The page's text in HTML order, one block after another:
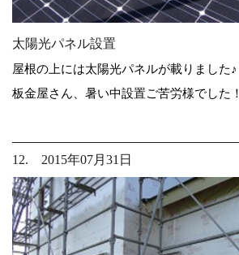
太陽光パネル設置
屋根の上には太陽光パネルが載りました♪
板金屋さん、暑い中設置ご苦労様でした！
12. 2015年07月31日